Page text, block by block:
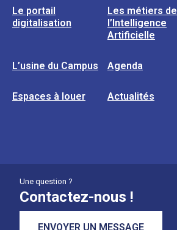
Le portail
digitalisation
Les métiers de
l’Intelligence
Artificielle
L’usine du Campus Agenda
Espaces à louer Actualités
Une question ?
Contactez-nous !
ENVOYER UN MESSAGE